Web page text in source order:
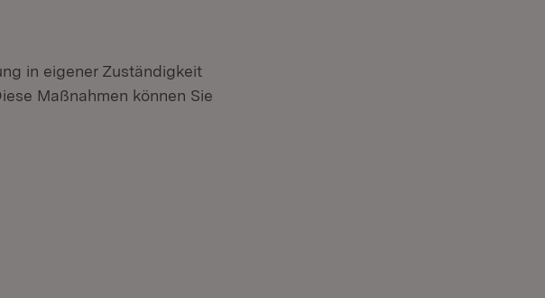
in eigener Zuständigkeit
Maßnahmen können Sie